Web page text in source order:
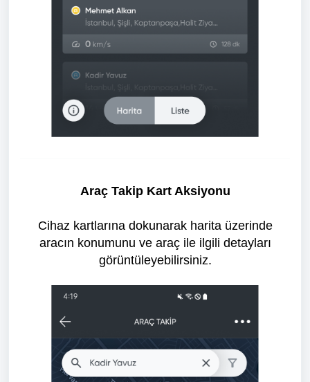
Araç Takip Kart Aksiyonu
Cihaz kartlarına dokunarak harita üzerinde
aracın konumunu ve araç ile ilgili detayları
görüntüleyebilirsiniz.